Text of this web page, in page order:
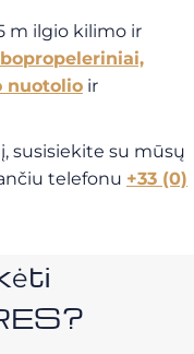
m ilgio kilimo ir
nuotolio ir
susisiekite su mūsų
telefonu +33 (0)